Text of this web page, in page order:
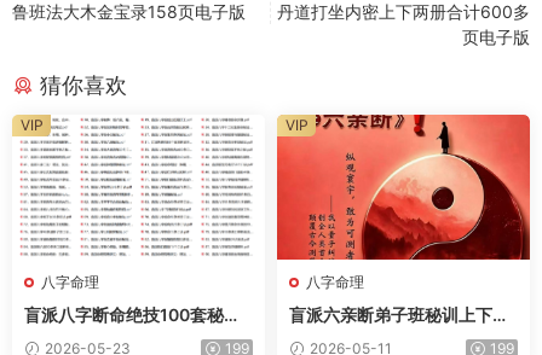
鲁班法大木金宝录158页电子版
丹道打坐内密上下两册合计600多
页电子版
猜你喜欢
八字命理
盲派八字断命绝技100套秘诀1
400多页电子版
2026-05-23 199
VIP
八字命理
盲派六亲断弟子班秘训上下册
700多页电子版
2026-05-11 199
VIP